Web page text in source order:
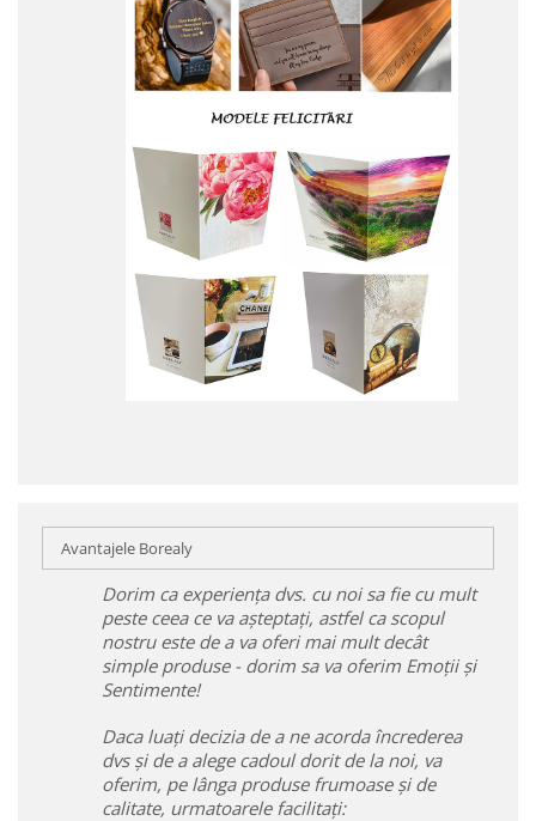
Avantajele Borealy
Dorim ca experiența dvs. cu noi sa fie cu mult
peste ceea ce va așteptați, astfel ca scopul
nostru este de a va oferi mai mult decât
simple produse - dorim sa va oferim Emoții și
Sentimente!
Daca luați decizia de a ne acorda încrederea
dvs și de a alege cadoul dorit de la noi, va
oferim, pe lânga produse frumoase și de
calitate, urmatoarele facilitați: